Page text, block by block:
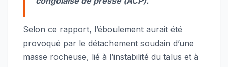
Selon ce rapport, l’éboulement aurait été
provoqué par le détachement soudain d’une
masse rocheuse, lié à l’instabilité du talus et à